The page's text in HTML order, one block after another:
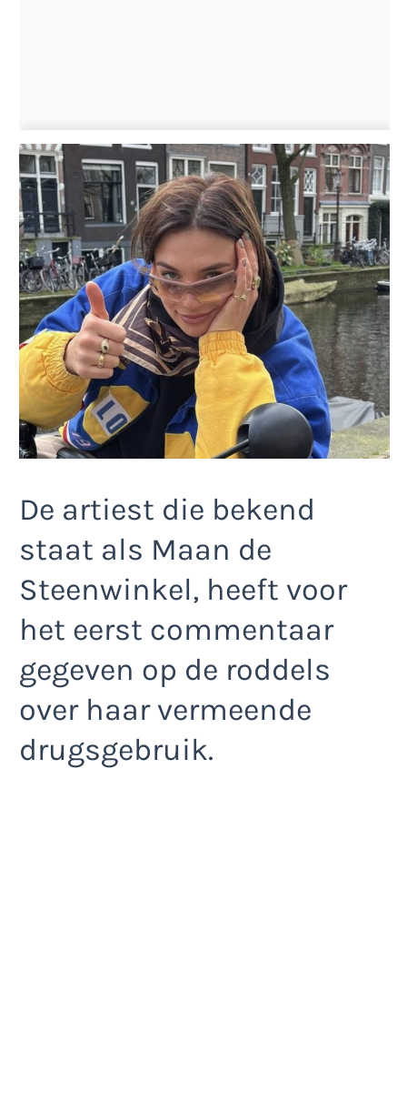
De artiest die bekend
staat als Maan de
Steenwinkel, heeft voor
het eerst commentaar
gegeven op de roddels
over haar vermeende
drugsgebruik.